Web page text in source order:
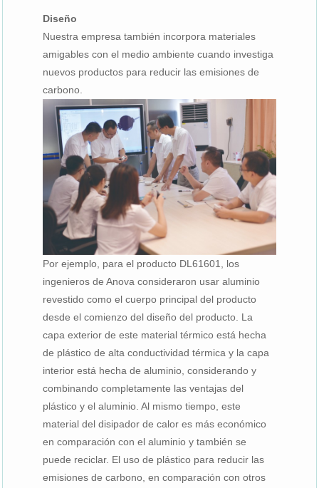
Diseño
Nuestra empresa también incorpora materiales
amigables con el medio ambiente cuando investiga
nuevos productos para reducir las emisiones de
carbono.
Por ejemplo, para el producto DL61601, los
ingenieros de Anova consideraron usar aluminio
revestido como el cuerpo principal del producto
desde el comienzo del diseño del producto. La
capa exterior de este material térmico está hecha
de plástico de alta conductividad térmica y la capa
interior está hecha de aluminio, considerando y
combinando completamente las ventajas del
plástico y el aluminio. Al mismo tiempo, este
material del disipador de calor es más económico
en comparación con el aluminio y también se
puede reciclar. El uso de plástico para reducir las
emisiones de carbono, en comparación con otros